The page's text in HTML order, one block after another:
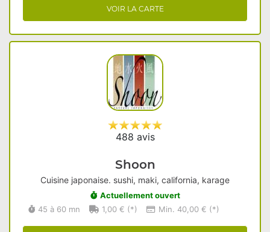
VOIR LA CARTE
488 avis
Shoon
Cuisine japonaise. sushi, maki, california, karage
Actuellement ouvert
45 à 60 mn
1,00 € (*) Min. 40,00 € (*)